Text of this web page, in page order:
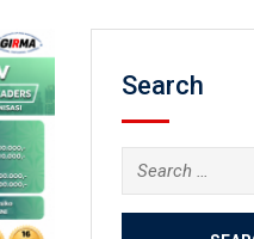
Search
Search
for: